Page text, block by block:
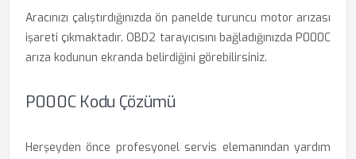
Aracınızı çalıştırdığınızda ön panelde turuncu motor arızası
işareti çıkmaktadır. OBD2 tarayıcısını bağladığınızda P000C
arıza kodunun ekranda belirdiğini görebilirsiniz.
P000C Kodu Çözümü
Herşeyden önce profesyonel servis elemanından yardım